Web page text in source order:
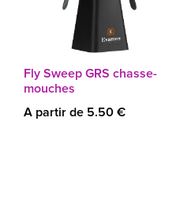
Fly Sweep GRS chasse-
mouches
A partir de 5.50 €